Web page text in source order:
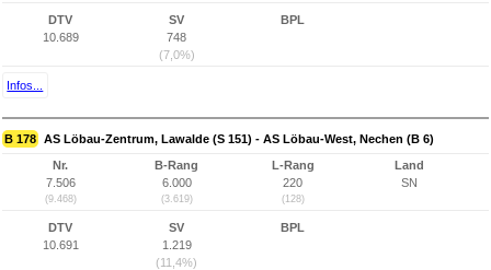
DTV
10.689
SV
748
(7,0%)
BPL
Infos...
B 178 AS Löbau-Zentrum, Lawalde (S 151) - AS Löbau-West, Nechen (B 6)
Nr.
7.506
(9.468)
B-Rang
6.000
(3.619)
L-Rang
220
(128)
Land
SN
DTV
10.691
SV
1.219
(11,4%)
BPL